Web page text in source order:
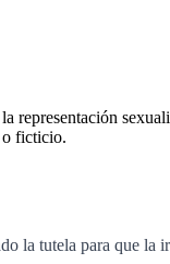
representación
o ficticio.
la tutela para que la